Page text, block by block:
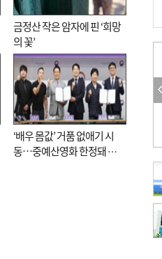
금정산 작은 암자에 핀 ‘희망
의 꽃’
‘배우 몸값’ 거품 없애기 시
동…중예산영화 한정돼 실